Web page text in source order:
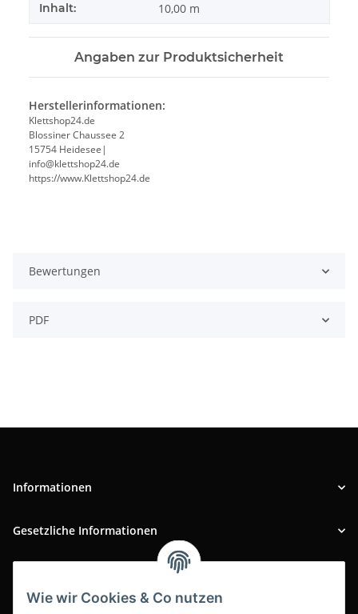
Wie wir Cookies & Co nutzen
Inhalt: 10,00 m
Angaben zur Produktsicherheit
Herstellerinformationen:
Klettshop24.de
Blossiner Chaussee 2
15754 Heidesee|
info@klettshop24.de
https://www.Klettshop24.de
Bewertungen
PDF
Informationen
Gesetzliche Informationen